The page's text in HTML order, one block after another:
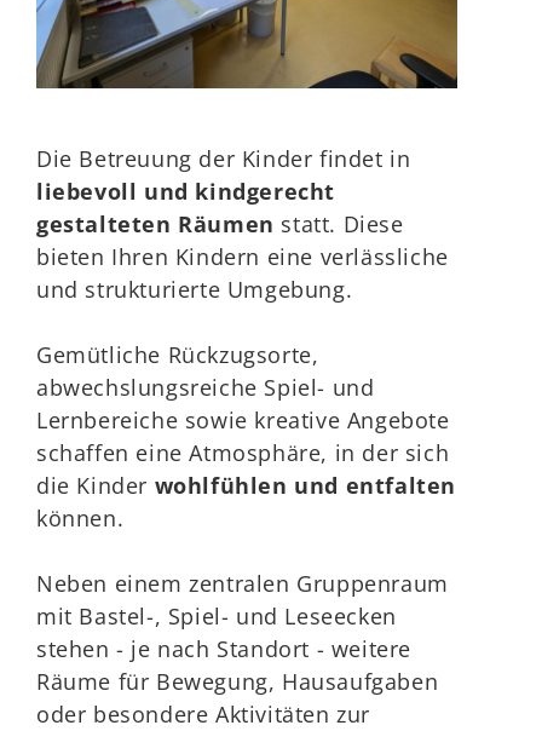
Die Betreuung der Kinder findet in
liebevoll und kindgerecht
gestalteten Räumen statt. Diese
bieten Ihren Kindern eine verlässliche
und strukturierte Umgebung.
Gemütliche Rückzugsorte,
abwechslungsreiche Spiel- und
Lernbereiche sowie kreative Angebote
schaffen eine Atmosphäre, in der sich
die Kinder wohlfühlen und entfalten
können.
Neben einem zentralen Gruppenraum
mit Bastel-, Spiel- und Leseecken
stehen - je nach Standort - weitere
Räume für Bewegung, Hausaufgaben
oder besondere Aktivitäten zur